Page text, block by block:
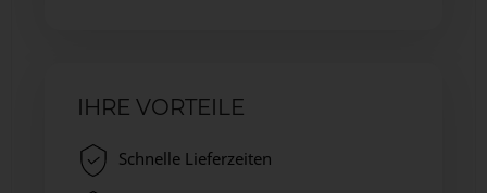
IHRE VORTEILE
Schnelle Lieferzeiten